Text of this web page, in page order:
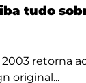
tudo
retorna
original...